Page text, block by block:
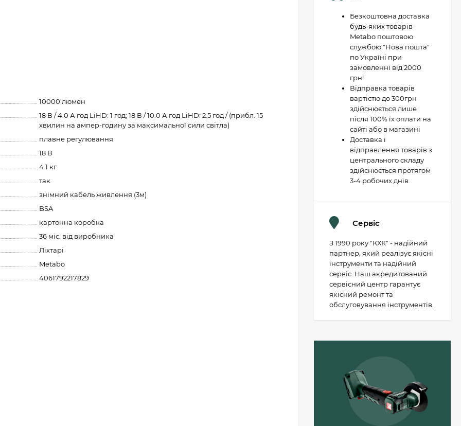
10000 люмен
18 В / 4.0 А·год LiHD: 1 год; 18 В / 10.0 А·год LiHD: 2.5 год / (прибл. 15
хвилин на ампер-годину за максимальної сили світла)
плавне регулювання
18 В
4.1 кг
так
знімний кабель живлення (3м)
BSA
картонна коробка
36 міс. від виробника
Ліхтарі
Metabo
4061792217829
Безкоштовна доставка
будь-яких товарів
Metabo поштовою
службою "Нова пошта"
по Україні при
замовленні від 2000
грн!
Відправка товарів
вартістю до 300грн
здійснюється лише
після 100% їх оплати на
сайті або в магазині
Доставка і
відправлення товарів з
центрального складу
здійснюється протягом
3-4 робочих днів
Сервіс
З 1990 року "КХК" - надійний
партнер, який реалізує якісні
інструменти та надійний
сервіс. Наш акредитований
сервісний центр гарантує
якісний ремонт та
обслуговування інструментів.
Пильний диск
Metabo «cordless cut
wood - classic», 305 x
30 Z56 WZ 5°
(628693000)
1 503 грн.